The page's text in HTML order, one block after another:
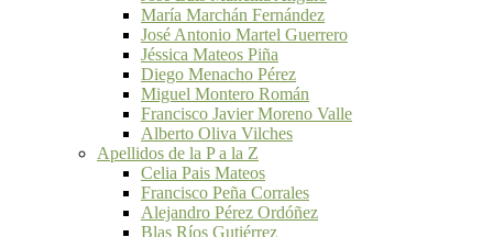
María Marchán Fernández
José Antonio Martel Guerrero
Jéssica Mateos Piña
Diego Menacho Pérez
Miguel Montero Román
Francisco Javier Moreno Valle
Alberto Oliva Vilches
Apellidos de la P a la Z
Celia Pais Mateos
Francisco Peña Corrales
Alejandro Pérez Ordóñez
Blas Ríos Gutiérrez